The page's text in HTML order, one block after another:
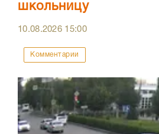
школьницу
10.08.2026 15:00
Комментарии